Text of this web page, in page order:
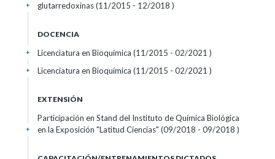
glutarredoxinas (11/2015 - 12/2018 )
+
DOCENCIA
Licenciatura en Bioquímica (11/2015 - 02/2021 )
+
Licenciatura en Bioquímica (11/2015 - 02/2021 )
+
EXTENSIÓN
Participación en Stand del Instituto de Química Biológica
en la Exposición "Latitud Ciencias" (09/2018 - 09/2018 )
+